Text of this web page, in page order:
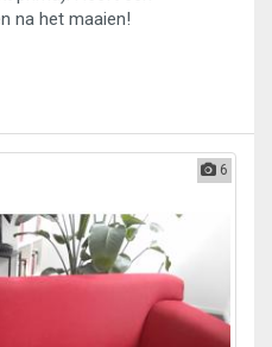
na het maaien!
6